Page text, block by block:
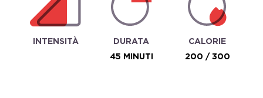
INTENSITÀ
DURATA
45 MINUTI
CALORIE
200 / 300